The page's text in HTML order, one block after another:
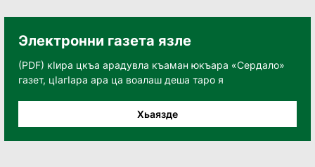
Электронни газета язле
(PDF) кӀира цкъа арадувла къаман юкъара «Сердало»
газет, цӀагӀара ара ца воалаш деша таро я
Хьаязде